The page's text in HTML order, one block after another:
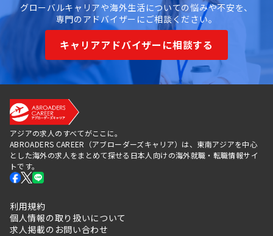
グローバルキャリアや海外生活についての悩みや不安を、
専門のアドバイザーにご相談ください。
キャリアアドバイザーに相談する
アジアの求人のすべてがここに。
ABROADERS CAREER（アブローダーズキャリア）は、東南アジアを中心
とした海外の求人をまとめて探せる日本人向けの海外就職・転職情報サイ
トです。
利用規約
個人情報の取り扱いについて
求人掲載のお問い合わせ